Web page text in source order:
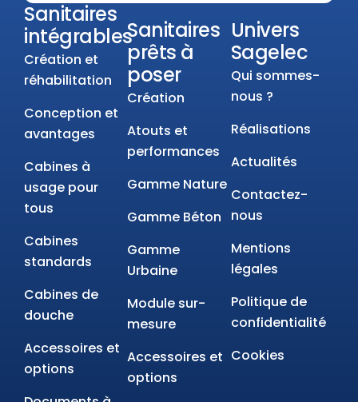
Sanitaires
intégrables
Création et
réhabilitation
Conception et
avantages
Cabines à
usage pour
tous
Cabines
standards
Cabines de
douche
Accessoires et
options
Sanitaires
prêts à
poser
Création
Atouts et
performances
Gamme Nature
Gamme Béton
Gamme
Urbaine
Module sur-
mesure
Accessoires et
options
Univers
Sagelec
Qui sommes-
nous ?
Réalisations
Actualités
Contactez-
nous
Mentions
légales
Politique de
confidentialité
Cookies